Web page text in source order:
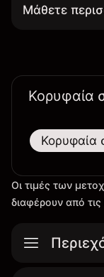
Μάθετε
Κορυφαία
Κορυφαία
Οι τιμές των
διαφέρουν από